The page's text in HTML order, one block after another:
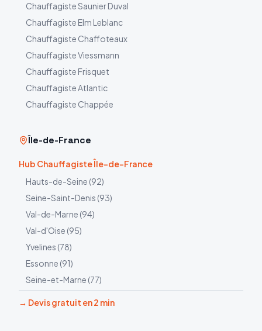
ChauffagisteSaunier Duval
Chauffagiste Elm Leblanc
Chauffagiste Chaffoteaux
ChauffagisteViessmann
Chauffagiste Frisquet
ChauffagisteAtlantic
Chauffagiste Chappée
Île-de-France
Hub Chauffagiste Île-de-France
Hauts-de-Seine (92)
Seine-Saint-Denis (93)
Val-de-Marne (94)
Val-d'Oise (95)
Yvelines (78)
Essonne (91)
Seine-et-Marne (77)
→ Devis gratuit en 2 min